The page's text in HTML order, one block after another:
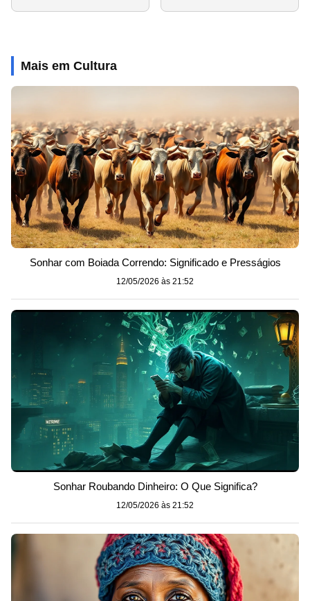
Mais em Cultura
Sonhar com Boiada Correndo: Significado e Presságios
12/05/2026 às 21:52
Sonhar Roubando Dinheiro: O Que Significa?
12/05/2026 às 21:52